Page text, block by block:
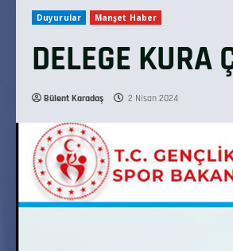
Duyurular Manşet Haber
DELEGE KURA
Bülent Karadaş 2 Nisan 2024